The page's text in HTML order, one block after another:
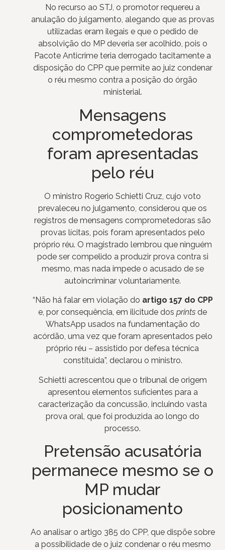
No recurso ao STJ, o promotor requereu a
anulação do julgamento, alegando que as provas
utilizadas eram ilegais e que o pedido de
absolvição do MP deveria ser acolhido, pois o
Pacote Anticrime teria derrogado tacitamente a
disposição do CPP que permite ao juiz condenar
o réu mesmo contra a posição do órgão
ministerial.
Mensagens
comprometedoras
foram apresentadas
pelo réu
O ministro Rogerio Schietti Cruz, cujo voto
prevaleceu no julgamento, considerou que os
registros de mensagens comprometedoras são
provas lícitas, pois foram apresentados pelo
próprio réu. O magistrado lembrou que ninguém
pode ser compelido a produzir prova contra si
mesmo, mas nada impede o acusado de se
autoincriminar voluntariamente.
“Não há falar em violação do artigo 157 do CPP
e, por consequência, em ilicitude dos prints de
WhatsApp usados na fundamentação do
acórdão, uma vez que foram apresentados pelo
próprio réu – assistido por defesa técnica
constituída”, declarou o ministro.
Schietti acrescentou que o tribunal de origem
apresentou elementos suficientes para a
caracterização da concussão, incluindo vasta
prova oral, que foi produzida ao longo do
processo.
Pretensão acusatória
permanece mesmo se o
MP mudar
posicionamento
Ao analisar o artigo 385 do CPP, que dispõe sobre
a possibilidade de o juiz condenar o réu mesmo